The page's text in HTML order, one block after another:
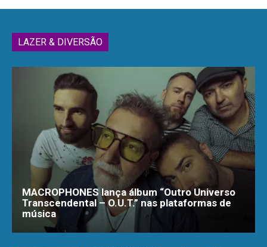
LAZER & DIVERSÃO
MACROPHONES lança álbum “Outro Universo
Transcendental – O.U.T.” nas plataformas de
música